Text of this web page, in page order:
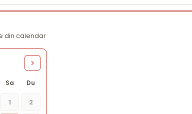
din calendar
Sa Du
1 2